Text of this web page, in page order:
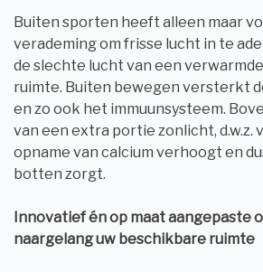
Buiten sporten heeft alleen maar
verademing om frisse lucht in te
de slechte lucht van een
ruimte. Buiten bewegen versterkt
en zo ook het immuunsysteem.
van een extra portie zonlicht, d.w.z.
opname van calcium verhoogt en
botten zorgt.
Innovatief én op maat aangepaste
naargelang uw beschikbare ruimte